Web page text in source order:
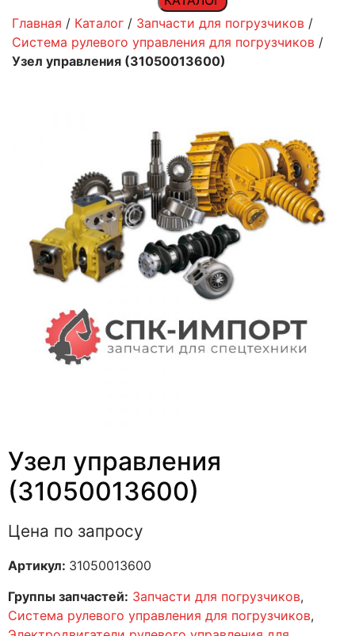
Главная / Каталог / Запчасти для погрузчиков /
Система рулевого управления для погрузчиков /
Узел управления (31050013600)
Узел управления
(31050013600)
Цена по запросу
Артикул: 31050013600
Группы запчастей: Запчасти для погрузчиков,
Система рулевого управления для погрузчиков,